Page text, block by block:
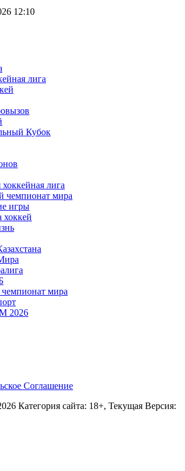
12:10
лига
Кубок
лига
чемпионат мира
игры
хоккей
мира
2026
Соглашение
Категория сайта: 18+, Текущая Версия: